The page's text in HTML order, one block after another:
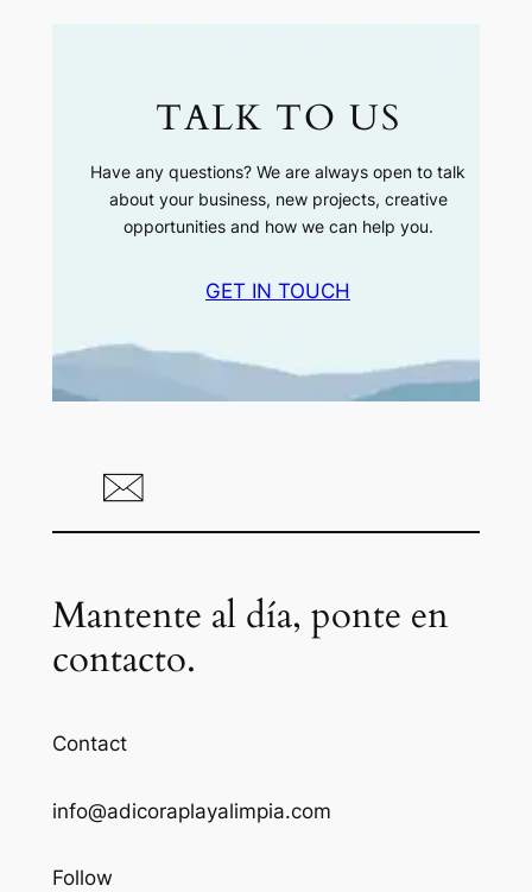
TALK TO US
Have any questions? We are always open to talk
about your business, new projects, creative
opportunities and how we can help you.
GET IN TOUCH
Mantente al día, ponte en
contacto.
Contact
info@adicoraplayalimpia.com
Follow